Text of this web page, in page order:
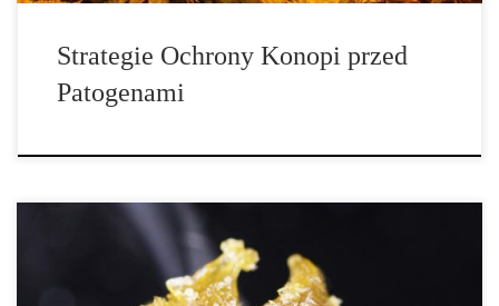
Strategie Ochrony Konopi przed
Patogenami
Czym jest THC? Tetrahydrokannabinol – Najbardziej Znany
Kannabinoid Z pewnością słyszałeś już o THC – związku, który